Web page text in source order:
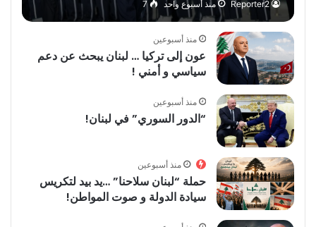
Reporter2 منذ أسبوع واحد 7
منذ أسبوعين
عون إلى تركيا … لبنان يبحث عن دعم
سياسي و أمني !
منذ أسبوعين
“الدور السوري” في لبنان!
منذ أسبوعين
حملة “لبنان سلاحنا” …يد بيد لتكريس
سيادة الدولة و صوت المواطن!